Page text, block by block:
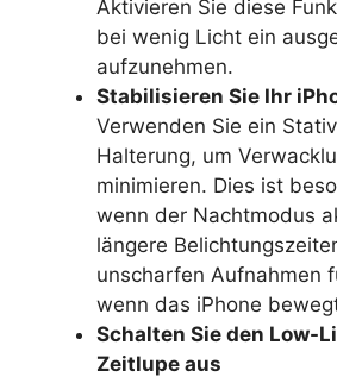
Aktivieren Sie diese
bei wenig Licht ein
aufzunehmen.
Stabilisieren Sie Ihr
Verwenden Sie ein
Halterung, um
minimieren. Dies ist
wenn der Nachtmodus
längere
unscharfen Aufnahmen
wenn das iPhone
Schalten Sie den Low-
Zeitlupe aus